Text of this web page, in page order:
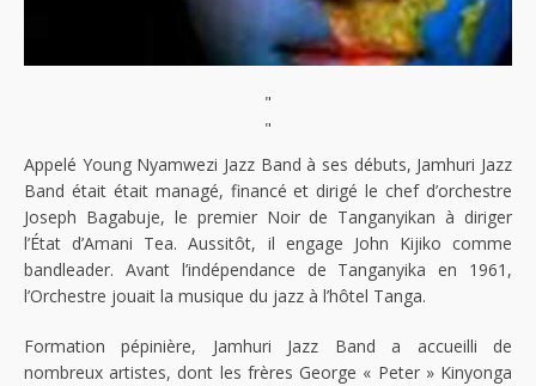
"
"
Appelé Young Nyamwezi Jazz Band à ses débuts, Jamhuri Jazz
Band était était managé, financé et dirigé le chef d’orchestre
Joseph Bagabuje, le premier Noir de Tanganyikan à diriger
l’État d’Amani Tea. Aussitôt, il engage John Kijiko comme
bandleader. Avant l’indépendance de Tanganyika en 1961,
l’Orchestre jouait la musique du jazz à l’hôtel Tanga.
Formation pépinière, Jamhuri Jazz Band a accueilli de
nombreux artistes, dont les frères George « Peter » Kinyonga